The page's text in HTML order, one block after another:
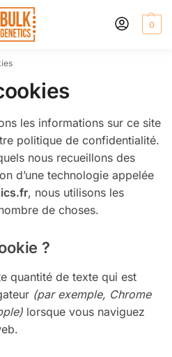
0
les informations sur ce site
politique de confidentialité.
nous recueillons des
d’une technologie appelée
, nous utilisons les
de choses.
?
quantité de texte qui est
(par exemple, Chrome
lorsque vous naviguez